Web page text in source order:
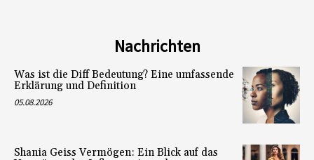
Nachrichten
Was ist die Diff Bedeutung? Eine umfassende
Erklärung und Definition
05.08.2026
Shania Geiss Vermögen: Ein Blick auf das